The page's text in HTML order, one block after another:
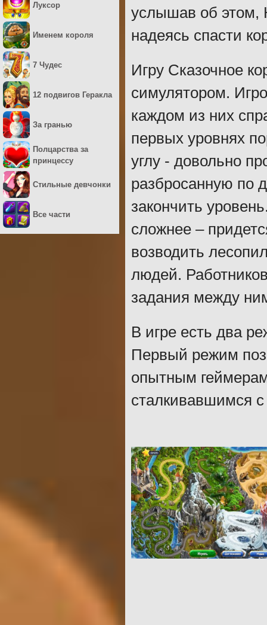
услышав об этом,
надеясь спасти
Игру Сказочное
симулятором.
каждом из них
первых уровнях
углу - довольно
разбросанную по
закончить
сложнее –
возводить
людей.
задания между
В игре есть два
Первый режим
опытным
сталкивавшимся
Луксор
Именем короля
7 Чудес
12 подвигов Геракла
За гранью
Полцарства за
принцессу
Стильные девчонки
Все части